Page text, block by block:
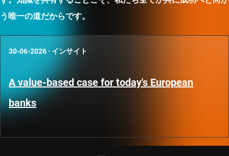
う唯一の道だからです。
30-06-2026 · インサイト
A value-based case for today's European
banks